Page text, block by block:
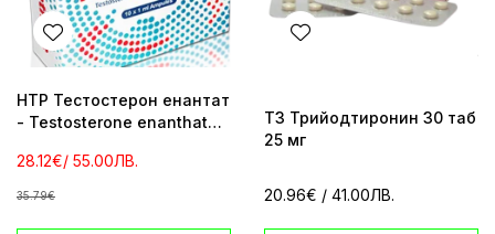
HTP Тестостерон енантат
- Testosterone enanthate
28.12€/ 55.00ЛВ.
35.79€
Т3 Трийодтиронин 30 таб
25 мг
20.96€ / 41.00ЛВ.